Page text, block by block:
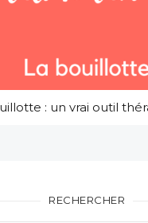
: un vrai outil
RECHERCHER